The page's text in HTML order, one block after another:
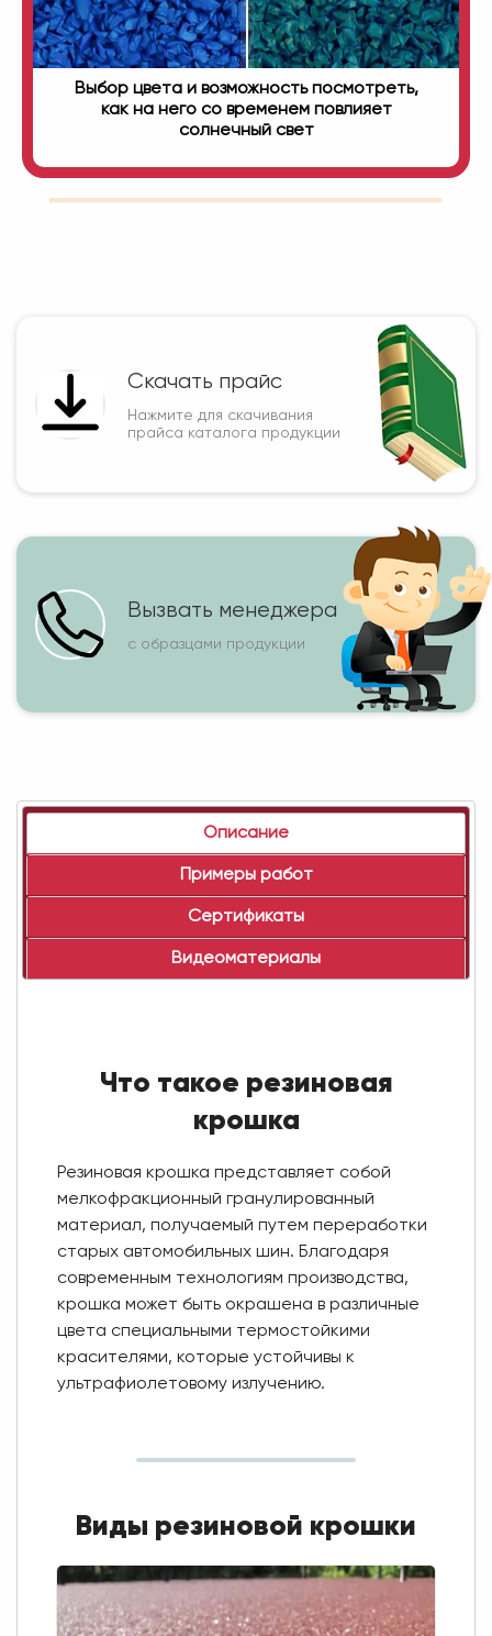
Выбор цвета и возможность посмотреть,
как на него со временем повлияет
солнечный свет
Скачать прайс
Нажмите для скачивания
прайса каталога продукции
Вызвать менеджера
с образцами продукции
Описание
Примеры работ
Сертификаты
Видеоматериалы
Что такое резиновая
крошка
Резиновая крошка представляет собой
мелкофракционный гранулированный
материал, получаемый путем переработки
старых автомобильных шин. Благодаря
современным технологиям производства,
крошка может быть окрашена в различные
цвета специальными термостойкими
красителями, которые устойчивы к
ультрафиолетовому излучению.
Виды резиновой крошки